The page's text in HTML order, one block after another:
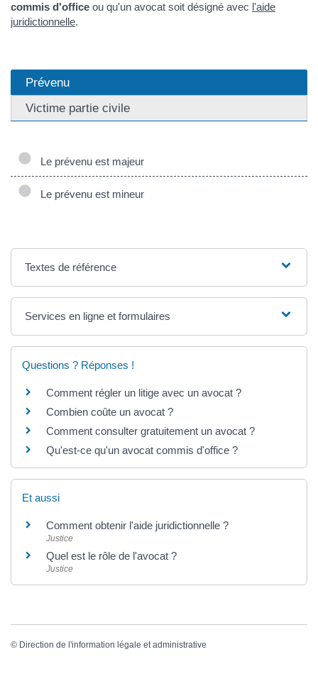
commis d'office ou qu'un avocat soit désigné avec l'aide
juridictionnelle.
Prévenu
Victime partie civile
Le prévenu est majeur
Le prévenu est mineur
Textes de référence
Services en ligne et formulaires
Questions ? Réponses !
Comment régler un litige avec un avocat ?
Combien coûte un avocat ?
Comment consulter gratuitement un avocat ?
Qu'est-ce qu'un avocat commis d'office ?
Et aussi
Comment obtenir l'aide juridictionnelle ?
Justice
Quel est le rôle de l'avocat ?
Justice
© Direction de l'information légale et administrative